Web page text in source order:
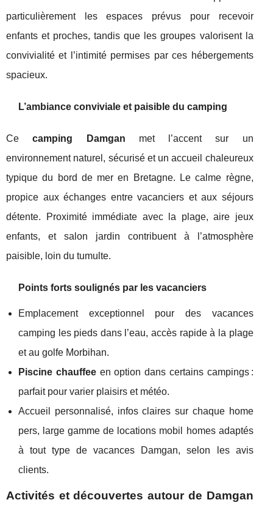
particulièrement les espaces prévus pour recevoir
enfants et proches, tandis que les groupes valorisent la
convivialité et l’intimité permises par ces hébergements
spacieux.
L’ambiance conviviale et paisible du camping
Cecamping Damgan met l’accent sur un
environnement naturel, sécurisé et un accueil chaleureux
typique du bord de mer en Bretagne. Le calme règne,
propice aux échanges entre vacanciers et aux séjours
détente. Proximité immédiate avec la plage, aire jeux
enfants, et salon jardin contribuent à l’atmosphère
paisible, loin du tumulte.
Points forts soulignés par les vacanciers
Emplacement exceptionnel pour des vacances
camping les pieds dans l’eau, accès rapide à la plage
et au golfe Morbihan.
Piscine chauffeeen option dans certains campings :
parfait pour varier plaisirs et météo.
Accueil personnalisé, infos claires sur chaque home
pers, large gamme de locations mobil homes adaptés
à tout type de vacances Damgan, selon les avis
clients.
Activités et découvertes autour de Damgan